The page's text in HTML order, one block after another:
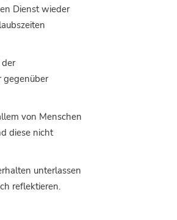
Dienst wieder
gegenüber
von Menschen
diese nicht
unterlassen
reflektieren.